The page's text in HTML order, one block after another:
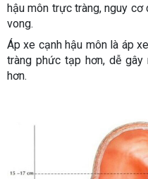
hậu môn trực tràng, nguy cơ
vong.
Áp xe cạnh hậu môn là áp
tràng phức tạp hơn, dễ
hơn.